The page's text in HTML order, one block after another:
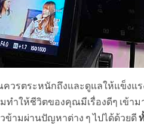
วรตระหนักถึงและดูแลให้แข็งแ
ทำให้ชีวิตของคุณมีเรื่องดีๆ เข้า
ข้ามผ่านปัญหาต่าง ๆ ไปได้ด้วยดี